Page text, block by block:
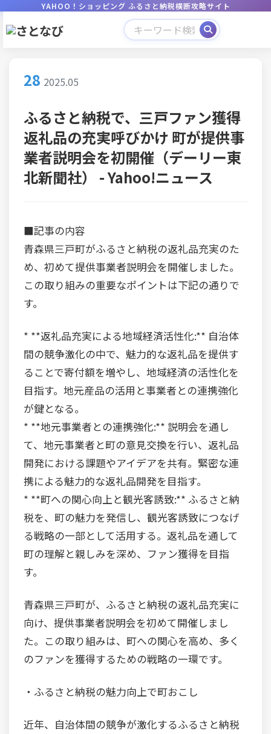
YAHOO！ショッピング ふるさと納税横断攻略サイト
28 2025.05
ふるさと納税で、三戸ファン獲得
返礼品の充実呼びかけ 町が提供事
業者説明会を初開催（デーリー東
北新聞社） - Yahoo!ニュース
■記事の内容
青森県三戸町がふるさと納税の返礼品充実のた
め、初めて提供事業者説明会を開催しました。
この取り組みの重要なポイントは下記の通りで
す。
* **返礼品充実による地域経済活性化:** 自治体
間の競争激化の中で、魅力的な返礼品を提供す
ることで寄付額を増やし、地域経済の活性化を
目指す。地元産品の活用と事業者との連携強化
が鍵となる。
* **地元事業者との連携強化:** 説明会を通し
て、地元事業者と町の意見交換を行い、返礼品
開発における課題やアイデアを共有。緊密な連
携による魅力的な返礼品開発を目指す。
* **町への関心向上と観光客誘致:** ふるさと納
税を、町の魅力を発信し、観光客誘致につなげ
る戦略の一部として活用する。返礼品を通して
町の理解と親しみを深め、ファン獲得を目指
す。
青森県三戸町が、ふるさと納税の返礼品充実に
向け、提供事業者説明会を初めて開催しまし
た。この取り組みは、町への関心を高め、多く
のファンを獲得するための戦略の一環です。
・ふるさと納税の魅力向上で町おこし
近年、自治体間の競争が激化するふるさと納税